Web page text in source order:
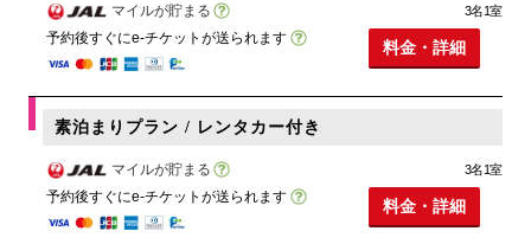
マイルが貯まる
予約後すぐにe-チケットが送られます
3名1室
料金・詳細
素泊まりプラン / レンタカー付き
マイルが貯まる
予約後すぐにe-チケットが送られます
3名1室
料金・詳細